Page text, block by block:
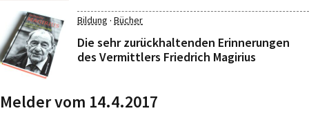
Bildung · Bücher
Die sehr zurückhaltenden Erinnerungen
des Vermittlers Friedrich Magirius
Melder vom 14.4.2017